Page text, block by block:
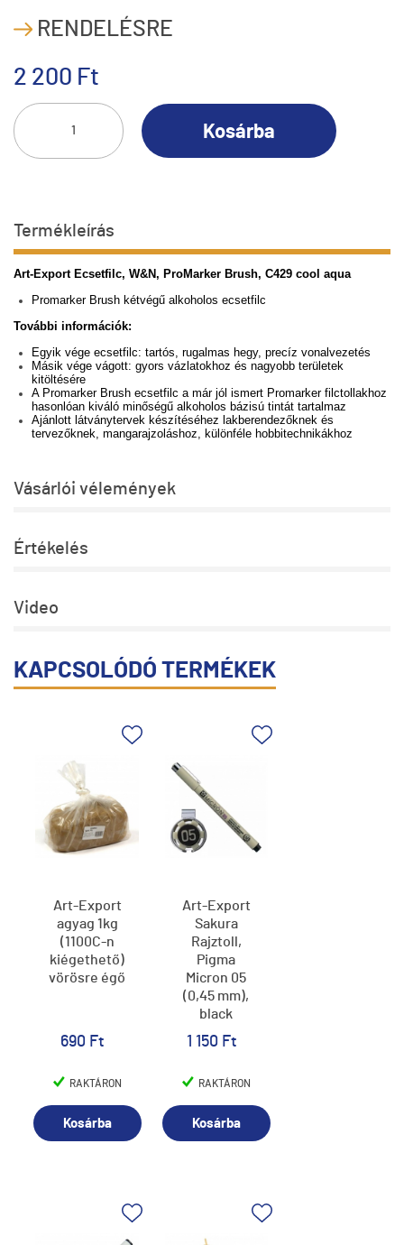
RENDELÉSRE
2 200 Ft
Kosárba
Termékleírás
Art-Export Ecsetfilc, W&N, ProMarker Brush, C429 cool aqua
Promarker Brush kétvégű alkoholos ecsetfilc
További információk:
Egyik vége ecsetfilc: tartós, rugalmas hegy, precíz vonalvezetés
Másik vége vágott: gyors vázlatokhoz és nagyobb területek
kitöltésére
A Promarker Brush ecsetfilc a már jól ismert Promarker filctollakhoz
hasonlóan kiváló minőségű alkoholos bázisú tintát tartalmaz
Ajánlott látványtervek készítéséhez lakberendezőknek és
tervezőknek, mangarajzoláshoz, különféle hobbitechnikákhoz
Vásárlói vélemények
Értékelés
Video
KAPCSOLÓDÓ TERMÉKEK
Art-Export
agyag 1kg
(1100C-n
kiégethető)
vörösre égő
690 Ft
RAKTÁRON
Kosárba
Art-Export
Sakura
Rajztoll,
Pigma
Micron 05
(0,45 mm),
black
1 150 Ft
RAKTÁRON
Kosárba